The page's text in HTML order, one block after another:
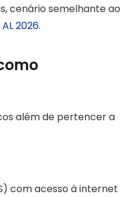
cenário semelhante ao
2026.
além de pertencer a
com acesso à internet